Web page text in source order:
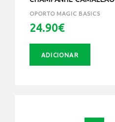
OPORTO MAGIC BASICS
24.90€
ADICIONAR